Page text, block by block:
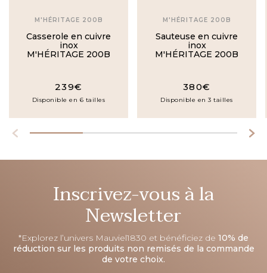
M'HÉRITAGE 200B
Casserole en cuivre
inox
M'HÉRITAGE 200B
239€
Disponible en 6 tailles
M'HÉRITAGE 200B
Sauteuse en cuivre
inox
M'HÉRITAGE 200B
380€
Disponible en 3 tailles
Inscrivez-vous à la
Newsletter
*Explorez l’univers Mauviel1830 et bénéficiez de 10% de
réduction sur les produits non remisés de la commande
de votre choix.